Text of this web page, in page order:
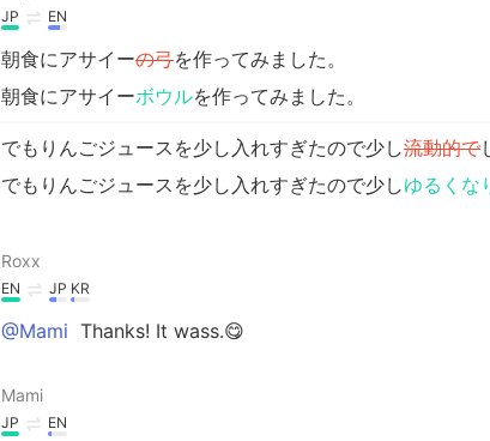
JP EN
朝食にアサイーの弓を作ってみました。
朝食にアサイーボウルを作ってみました。
でもりんごジュースを少し入れすぎたので少し流動的で
でもりんごジュースを少し入れすぎたので少しゆるくな
Roxx
EN JP KR
@Mami Thanks! It wass.😋
Mami
JP EN